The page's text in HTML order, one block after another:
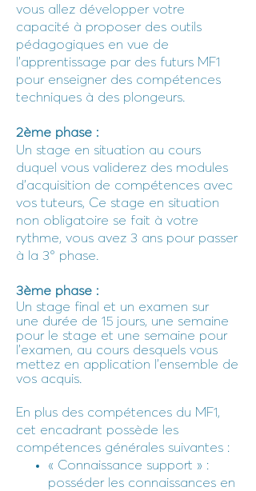
vous allez développer votre
capacité à proposer des outils
pédagogiques en vue de
l’apprentissage par des futurs MF1
pour enseigner des compétences
techniques à des plongeurs.
2ème phase :
Un stage en situation au cours
duquel vous validerez des modules
d’acquisition de compétences avec
vos tuteurs, Ce stage en situation
non obligatoire se fait à votre
rythme, vous avez 3 ans pour passer
à la 3° phase.
3ème phase :
Un stage final et un examen sur
une durée de 15 jours, une semaine
pour le stage et une semaine pour
l'examen, au cours desquels vous
mettez en application l’ensemble de
vos acquis.
En plus des compétences du MF1,
cet encadrant possède les
compétences générales suivantes :
« Connaissance support » :
posséder les connaissances en